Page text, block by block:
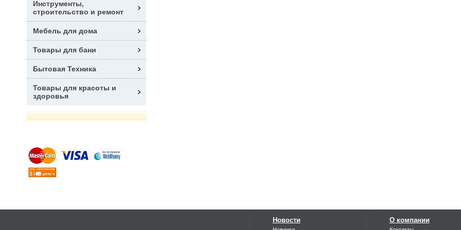
Инструменты,
строительство и ремонт
Мебель для дома
Товары для бани
Бытовая Техника
Товары для красоты и
здоровья
Новости О компании